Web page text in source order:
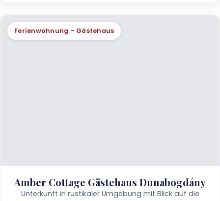
Ferienwohnung – Gästehaus
Amber Cottage Gästehaus Dunabogdány
Unterkunft in rustikaler Umgebung mit Blick auf die